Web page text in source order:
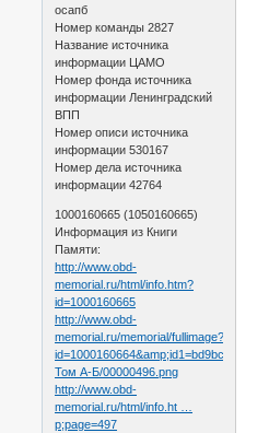
осапб
Номер команды 2827
Название источника
информации ЦАМО
Номер фонда источника
информации Ленинградский
ВПП
Номер описи источника
информации 530167
Номер дела источника
информации 42764
1000160665 (1050160665)
Информация из Книги
Памяти:
http://www.obd-
memorial.ru/html/info.htm?
id=1000160665
http://www.obd-
memorial.ru/memorial/fullimage?
Том А-Б/00000496.png
http://www.obd-
memorial.ru/html/info.ht …
p;page=497